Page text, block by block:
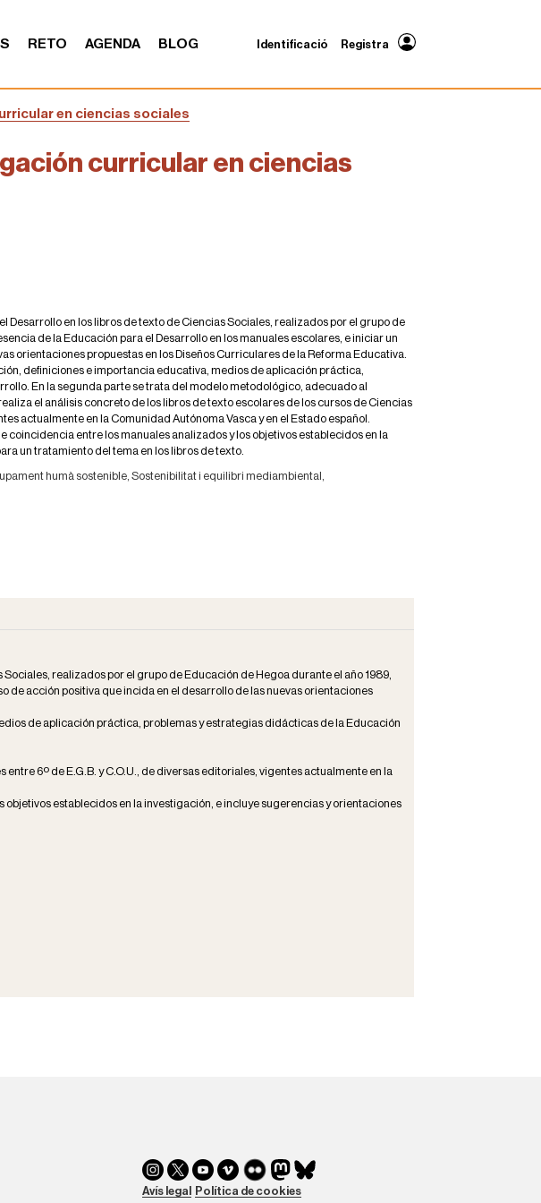
RETO AGENDA BLOG Identificació Registra
en ciencias sociales
curricular en ciencias
Desarrollo en los libros de texto de Ciencias Sociales, realizados por el grupo de
de la Educación para el Desarrollo en los manuales escolares, e iniciar un
orientaciones propuestas en los Diseños Curriculares de la Reforma Educativa.
definiciones e importancia educativa, medios de aplicación práctica,
En la segunda parte se trata del modelo metodológico, adecuado al
el análisis concreto de los libros de texto escolares de los cursos de Ciencias
actualmente en la Comunidad Autónoma Vasca y en el Estado español.
coincidencia entre los manuales analizados y los objetivos establecidos en la
un tratamiento del tema en los libros de texto.
humà sostenible, Sostenibilitat i equilibri mediambiental,
realizados por el grupo de Educación de Hegoa durante el año 1989,
de acción positiva que incida en el desarrollo de las nuevas orientaciones
de aplicación práctica, problemas y estrategias didácticas de la Educación
6º de E.G.B. y C.O.U., de diversas editoriales, vigentes actualmente en la
establecidos en la investigación, e incluye sugerencias y orientaciones
Avís legal Política de cookies